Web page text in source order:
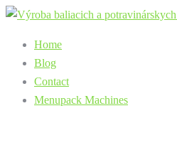
Preskočiť
obsah
Home
Blog
Contact
Menupack Machines